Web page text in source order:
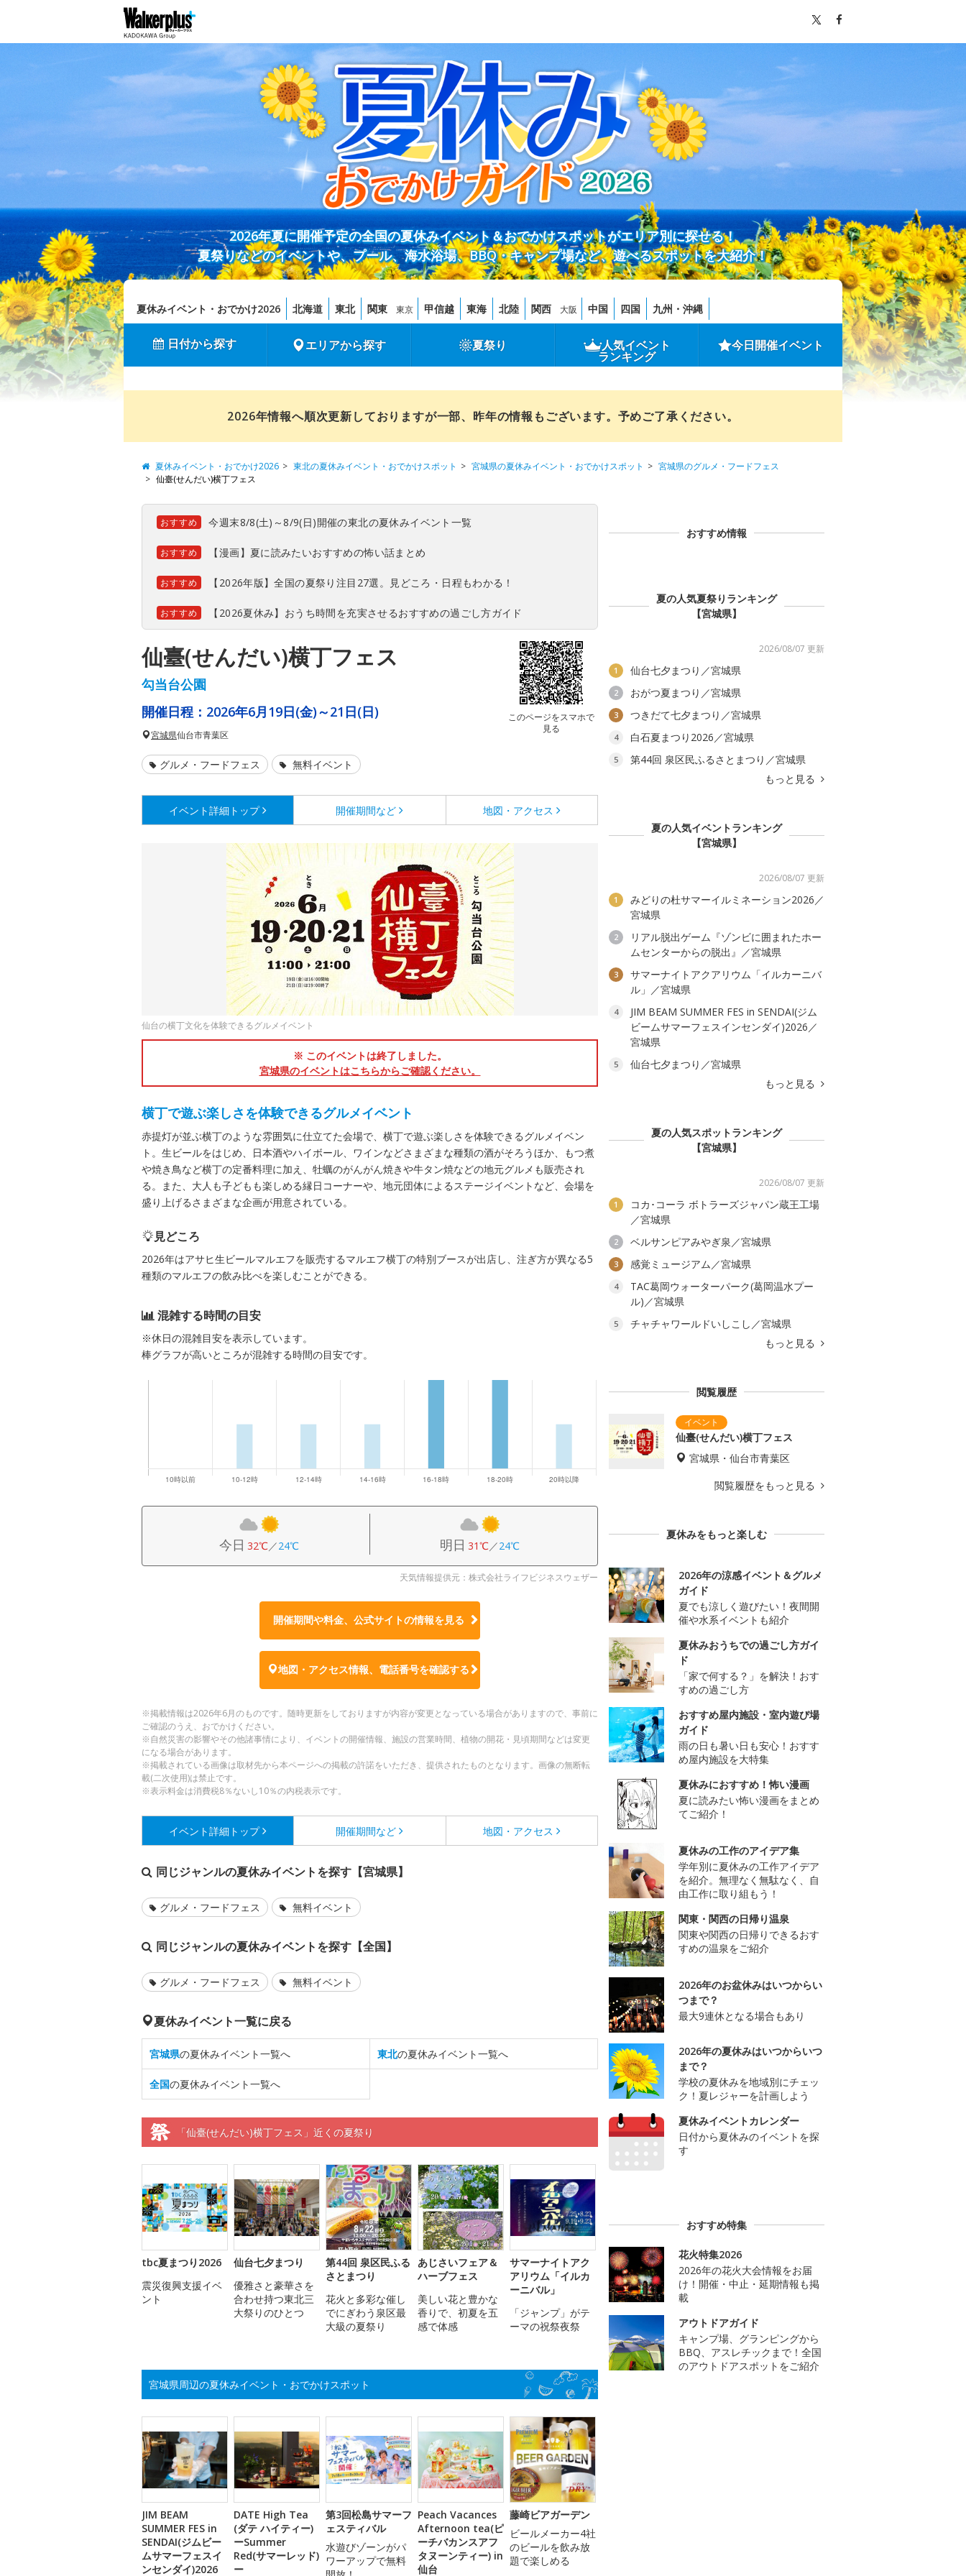
2026年夏に開催予定の全国の夏休みイベント＆おでかけスポットがエリア別に探せる！
夏祭りなどのイベントや、プール、海水浴場、BBQ・キャンプ場など、遊べるスポットを大紹介！
夏休みイベント・おでかけ2026 北海道 東北 関東 東京 甲信越 東海 北陸 関西 大阪 中国 四国 九州・沖縄
日付から探す エリアから探す 夏祭り 人気イベント
ランキング
今日開催イベント
2026年情報へ順次更新しておりますが一部、昨年の情報もございます。予めご了承ください。
夏休みイベント・おでかけ2026 東北の夏休みイベント・おでかけスポット 宮城県の夏休みイベント・おでかけスポット
宮城県のグルメ・フードフェス
仙臺(せんだい)横丁フェス
おすすめ 今週末8/8(土)～8/9(日)開催の東北の夏休みイベント一覧
おすすめ 【漫画】夏に読みたいおすすめの怖い話まとめ
おすすめ 【2026年版】全国の夏祭り注目27選。見どころ・日程もわかる！
おすすめ 【2026夏休み】おうち時間を充実させるおすすめの過ごし方ガイド
仙臺(せんだい)横丁フェス
勾当台公園
このページをスマホで
見る
開催日程： 2026年6月19日(金)～21日(日)
宮城県仙台市青葉区
グルメ・フードフェス 無料イベント
イベント詳細 トップ 開催期間など 地図・アクセス
仙台の横丁文化を体験できるグルメイベント
※ このイベントは終了しました。
宮城県のイベントはこちらからご確認ください。
横丁で遊ぶ楽しさを体験できるグルメイベント
赤提灯が並ぶ横丁のような雰囲気に仕立てた会場で、横丁で遊ぶ楽しさを体験できるグルメイベン
ト。生ビールをはじめ、日本酒やハイボール、ワインなどさまざまな種類の酒がそろうほか、もつ煮
や焼き鳥など横丁の定番料理に加え、牡蠣のがんがん焼きや牛タン焼などの地元グルメも販売され
る。また、大人も子どもも楽しめる縁日コーナーや、地元団体によるステージイベントなど、会場を
盛り上げるさまざまな企画が用意されている。
見どころ
2026年はアサヒ生ビールマルエフを販売するマルエフ横丁の特別ブースが出店し、注ぎ方が異なる5
種類のマルエフの飲み比べを楽しむことができる。
混雑する時間の目安
※休日の混雑目安を表示しています。
棒グラフが高いところが混雑する時間の目安です。
今日 32℃／24℃ 明日 31℃／24℃
天気情報提供元：株式会社ライフビジネスウェザー
開催期間や料金、公式サイトの情報を見る
地図・アクセス情報、電話番号を確認する
※掲載情報は2026年6月のものです。随時更新をしておりますが内容が変更となっている場合がありますので、事前に
ご確認のうえ、おでかけください。
※自然災害の影響やその他諸事情により、イベントの開催情報、施設の営業時間、植物の開花・見頃期間などは変更
になる場合があります。
※掲載されている画像は取材先から本ページへの掲載の許諾をいただき、提供されたものとなります。画像の無断転
載(二次使用)は禁止です。
※表示料金は消費税8％ないし10％の内税表示です。
イベント詳細 トップ 開催期間など 地図・アクセス
同じジャンルの夏休みイベントを探す【宮城県】
グルメ・フードフェス 無料イベント
同じジャンルの夏休みイベントを探す【全国】
グルメ・フードフェス 無料イベント
夏休みイベント一覧に戻る
宮城県の夏休みイベント一覧へ 東北の夏休みイベント一覧へ
全国の夏休みイベント一覧へ
「仙臺(せんだい)横丁フェス」近くの夏祭り
tbc夏まつり2026
震災復興支援イベ
ント
仙台七夕まつり
優雅さと豪華さを
合わせ持つ東北三
大祭りのひとつ
第44回 泉区民ふる
さとまつり
花火と多彩な催し
でにぎわう泉区最
大級の夏祭り
あじさいフェア＆
ハーブフェス
美しい花と豊かな
香りで、初夏を五
感で体感
サマーナイトアク
アリウム「イルカ
ーニバル」
「ジャンプ」がテ
ーマの祝祭夜祭
宮城県周辺の夏休みイベント・おでかけスポット
JIM BEAM
SUMMER FES in
SENDAI(ジムビー
ムサマーフェスイ
ンセンダイ)2026
DATE High Tea
(ダテ ハイティー)
ーSummer
Red(サマーレッド)
ー
第3回松島サマーフ
ェスティバル
水遊びゾーンがパ
ワーアップで無料
Peach Vacances
Afternoon tea(ピ
ーチバカンスアフ
タヌーンティー) in
仙台
藤崎ビアガーデン
ビールメーカー4社
のビールを飲み放
題で楽しめる
おすすめ情報
夏の人気夏祭りランキング
【宮城県】
2026/08/07 更新
1 仙台七夕まつり／宮城県
2 おがつ夏まつり／宮城県
3 つきだて七夕まつり／宮城県
4 白石夏まつり2026／宮城県
5
第44回 泉区民ふるさとまつり／宮城県
もっと見る
夏の人気イベントランキング
【宮城県】
2026/08/07 更新
1
みどりの杜サマーイルミネーション2026／
宮城県
2
リアル脱出ゲーム『ゾンビに囲まれたホー
ムセンターからの脱出』／宮城県
3
サマーナイトアクアリウム「イルカーニバ
ル」／宮城県
4
JIM BEAM SUMMER FES in SENDAI(ジム
ビームサマーフェスインセンダイ)2026／
宮城県
5
仙台七夕まつり／宮城県
もっと見る
夏の人気スポットランキング
【宮城県】
2026/08/07 更新
1
コカ･コーラ ボトラーズジャパン蔵王工場
／宮城県
2 ベルサンピアみやぎ泉／宮城県
3 感覚ミュージアム／宮城県
4
TAC葛岡ウォーターパーク(葛岡温水プー
ル)／宮城県
5
チャチャワールドいしこし／宮城県
もっと見る
閲覧履歴
仙臺(せんだい)横丁フェス
宮城県・仙台市青葉区
閲覧履歴をもっと見る
夏休みをもっと楽しむ
2026年の涼感イベント＆グルメ
ガイド
夏でも涼しく遊びたい！夜間開
催や水系イベントも紹介
夏休みおうちでの過ごし方ガイ
ド
「家で何する？」を解決！おす
すめの過ごし方
おすすめ屋内施設・室内遊び場
ガイド
雨の日も暑い日も安心！おすす
め屋内施設を大特集
夏休みにおすすめ！怖い漫画
夏に読みたい怖い漫画をまとめ
てご紹介！
夏休みの工作のアイデア集
学年別に夏休みの工作アイデア
を紹介。無理なく無駄なく、自
由工作に取り組もう！
関東・関西の日帰り温泉
関東や関西の日帰りできるおす
すめの温泉をご紹介
2026年のお盆休みはいつからい
つまで？
最大9連休となる場合もあり
2026年の夏休みはいつからいつ
まで？
学校の夏休みを地域別にチェッ
ク！夏レジャーを計画しよう
夏休みイベントカレンダー
日付から夏休みのイベントを探
す
おすすめ特集
花火特集2026
2026年の花火大会情報をお届
け！開催・中止・延期情報も掲
載
アウトドアガイド
キャンプ場、グランピングから
BBQ、アスレチックまで！全国
のアウトドアスポットをご紹介